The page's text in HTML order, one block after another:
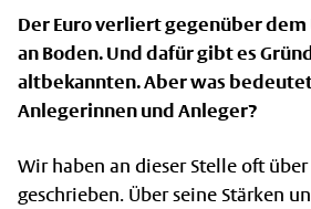
Der Euro verliert gegenüber
an Boden. Und dafür gibt es
altbekannten. Aber was
Anlegerinnen und Anleger?
Wir haben an dieser Stelle oft über
geschrieben. Über seine Stärken